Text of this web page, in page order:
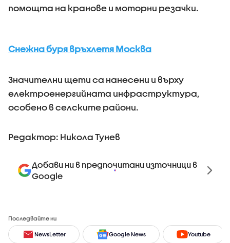
помощта на кранове и моторни резачки.
Снежна буря връхлетя Москва
Значителни щети са нанесени и върху
електроенергийната инфраструктура,
особено в селските райони.
Редактор: Никола Тунев
Добави ни в предпочитани източници в
Google
Последвайте ни
NewsLetter Google News Youtube